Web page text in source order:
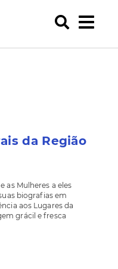
da Região
as Mulheres a eles
biografias em
aos Lugares da
grácil e fresca